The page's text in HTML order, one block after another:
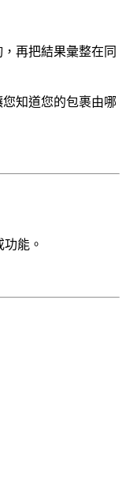
再把結果彙整在同
知道您的包裹由哪
能。